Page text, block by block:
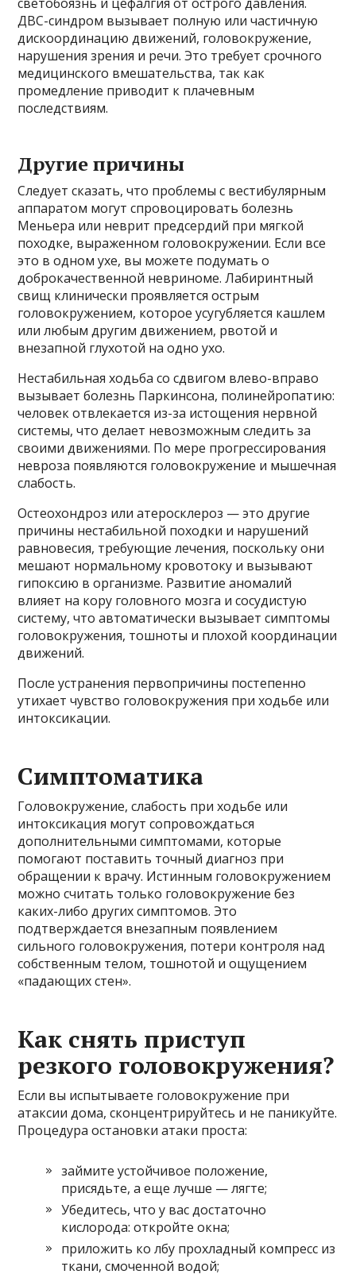
светобоязнь и цефалгия от острого давления.
ДВС-синдром вызывает полную или частичную
дискоординацию движений, головокружение,
нарушения зрения и речи. Это требует срочного
медицинского вмешательства, так как
промедление приводит к плачевным
последствиям.
Другие причины
Следует сказать, что проблемы с вестибулярным
аппаратом могут спровоцировать болезнь
Меньера или неврит предсердий при мягкой
походке, выраженном головокружении. Если все
это в одном ухе, вы можете подумать о
доброкачественной невриноме. Лабиринтный
свищ клинически проявляется острым
головокружением, которое усугубляется кашлем
или любым другим движением, рвотой и
внезапной глухотой на одно ухо.
Нестабильная ходьба со сдвигом влево-вправо
вызывает болезнь Паркинсона, полинейропатию:
человек отвлекается из-за истощения нервной
системы, что делает невозможным следить за
своими движениями. По мере прогрессирования
невроза появляются головокружение и мышечная
слабость.
Остеохондроз или атеросклероз — это другие
причины нестабильной походки и нарушений
равновесия, требующие лечения, поскольку они
мешают нормальному кровотоку и вызывают
гипоксию в организме. Развитие аномалий
влияет на кору головного мозга и сосудистую
систему, что автоматически вызывает симптомы
головокружения, тошноты и плохой координации
движений.
После устранения первопричины постепенно
утихает чувство головокружения при ходьбе или
интоксикации.
Симптоматика
Головокружение, слабость при ходьбе или
интоксикация могут сопровождаться
дополнительными симптомами, которые
помогают поставить точный диагноз при
обращении к врачу. Истинным головокружением
можно считать только головокружение без
каких-либо других симптомов. Это
подтверждается внезапным появлением
сильного головокружения, потери контроля над
собственным телом, тошнотой и ощущением
«падающих стен».
Как снять приступ
резкого головокружения?
Если вы испытываете головокружение при
атаксии дома, сконцентрируйтесь и не паникуйте.
Процедура остановки атаки проста:
займите устойчивое положение,
присядьте, а еще лучше — лягте;
Убедитесь, что у вас достаточно
кислорода: откройте окна;
приложить ко лбу прохладный компресс из
ткани, смоченной водой;